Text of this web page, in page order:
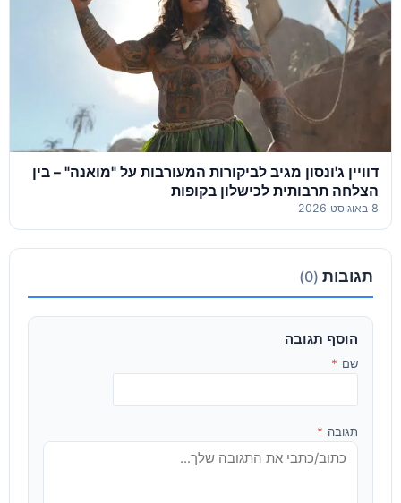
דוויין ג'ונסון מגיב לביקורות המעורבות על "מואנה" – בין
הצלחה תרבותית לכישלון בקופות
8 באוגוסט 2026
תגובות (0)
הוסף תגובה
שם *
תגובה *